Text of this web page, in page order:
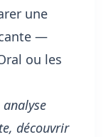
une
—
ou les
découvrir